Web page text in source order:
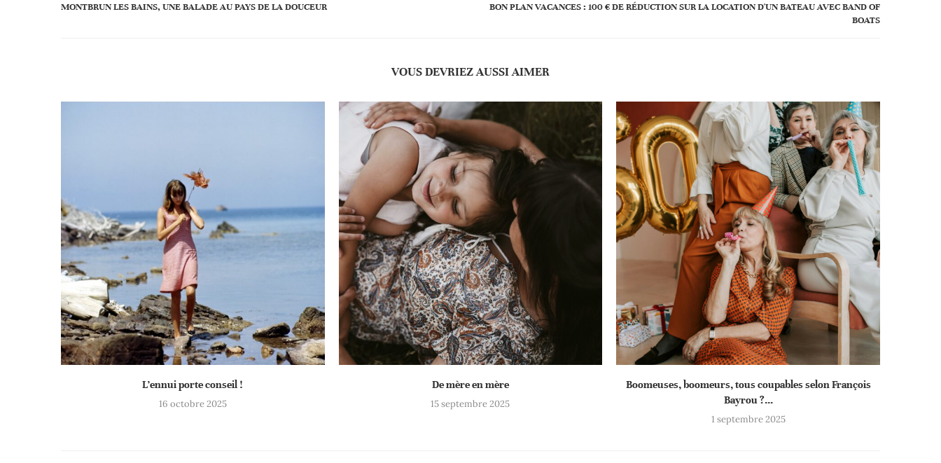
MONTBRUN LES BAINS, UNE BALADE AU PAYS DE LA DOUCEUR
BON PLAN VACANCES : 100 € DE RÉDUCTION SUR LA LOCATION D'UN BATEAU AVEC BAND OF
BOATS
VOUS DEVRIEZ AUSSI AIMER
L’ennui porte conseil !
16 octobre 2025
De mère en mère
15 septembre 2025
Boomeuses, boomeurs, tous coupables selon François
Bayrou ?...
1 septembre 2025